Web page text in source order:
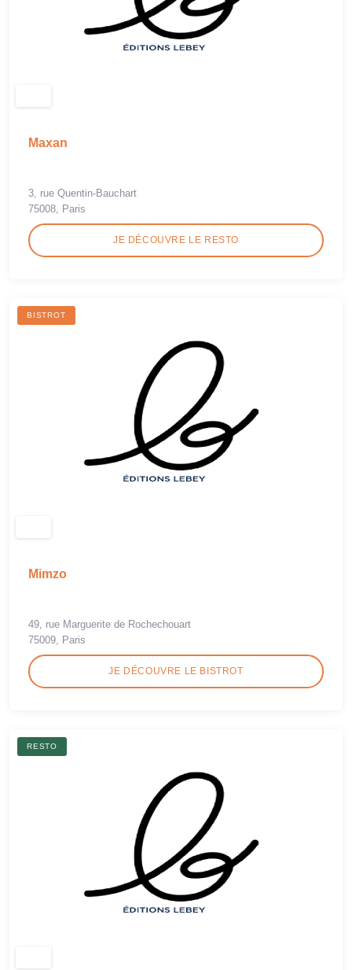
Maxan
3, rue Quentin-Bauchart
75008, Paris
JE DÉCOUVRE LE RESTO
BISTROT
Mimzo
49, rue Marguerite de Rochechouart
75009, Paris
JE DÉCOUVRE LE BISTROT
RESTO